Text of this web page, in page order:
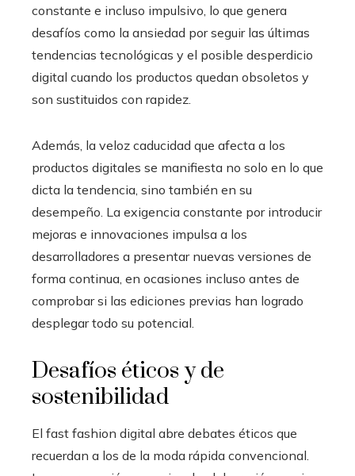
constante e incluso impulsivo, lo que genera
desafíos como la ansiedad por seguir las últimas
tendencias tecnológicas y el posible desperdicio
digital cuando los productos quedan obsoletos y
son sustituidos con rapidez.
Además, la veloz caducidad que afecta a los
productos digitales se manifiesta no solo en lo que
dicta la tendencia, sino también en su
desempeño. La exigencia constante por introducir
mejoras e innovaciones impulsa a los
desarrolladores a presentar nuevas versiones de
forma continua, en ocasiones incluso antes de
comprobar si las ediciones previas han logrado
desplegar todo su potencial.
Desafíos éticos y de
sostenibilidad
El fast fashion digital abre debates éticos que
recuerdan a los de la moda rápida convencional.